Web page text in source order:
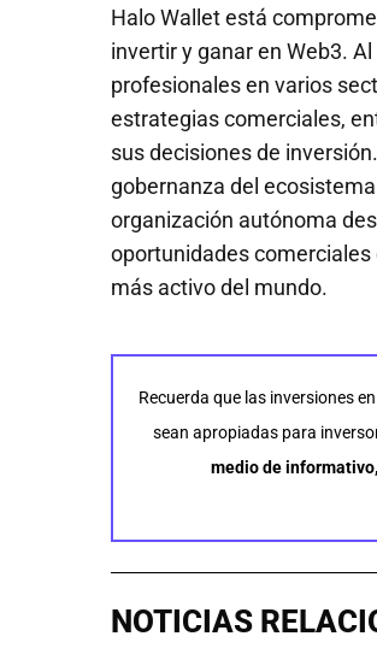
Halo Wallet está
invertir y ganar en Web3.
profesionales en varios
estrategias comerciales,
sus decisiones de
gobernanza del
organización autónoma
oportunidades
más activo del mundo.
Recuerda que las inversiones
sean apropiadas para
medio de
NOTICIAS